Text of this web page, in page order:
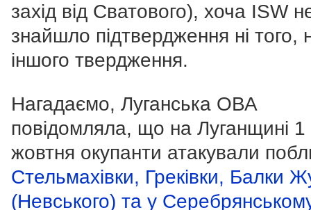
захід від Сватового), хоча ISW
знайшло підтвердження ні того,
іншого твердження.
Нагадаємо, Луганська ОВА
повідомляла, що на Луганщині 1
жовтня окупанти атакували
Стельмахівки, Греківки, Балки
(Невського) та у Серебрянському